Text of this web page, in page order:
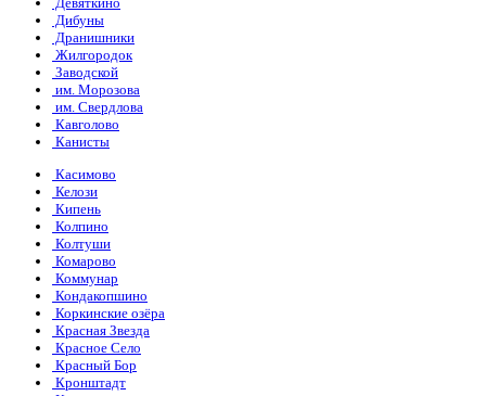
Дибуны
Дранишники
Жилгородок
Заводской
им. Морозова
им. Свердлова
Кавголово
Канисты
Касимово
Келози
Кипень
Колпино
Колтуши
Комарово
Коммунар
Кондакопшино
Коркинские озёра
Красная Звезда
Красное Село
Красный Бор
Кронштадт